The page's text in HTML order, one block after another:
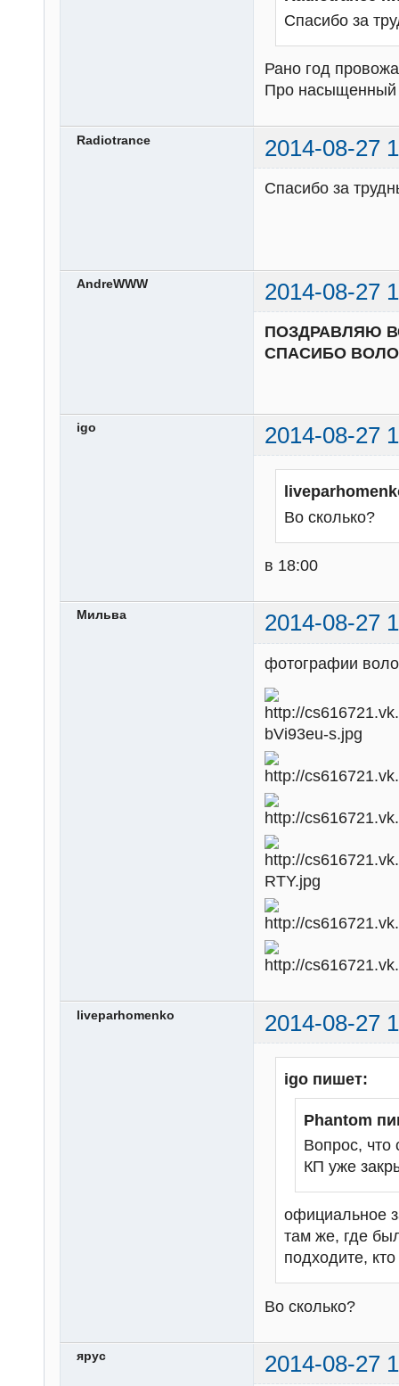
Спасибо за
Рано год
Про насыщенный
Radiotrance 2014-08-27
Спасибо за
AndreWWW 2014-08-27
ПОЗДРАВЛЯЮ
СПАСИБО
igo 2014-08-27
Во сколько?
в 18:00
Мильва 2014-08-27
фотографии
liveparhomenko 2014-08-27
igo пишет:
Phantom
Вопрос,
КП уже
официальное
там же, где
подходите,
Во сколько?
ярус 2014-08-27